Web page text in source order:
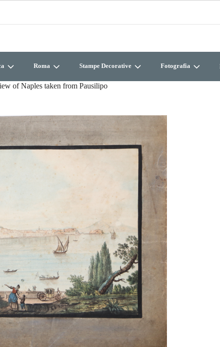
Roma Stampe Decorative Fotografia
of Naples taken from Pausilipo